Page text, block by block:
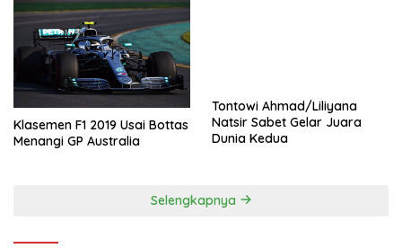
Klasemen F1 2019 Usai Bottas
Menangi GP Australia
Tontowi Ahmad/Liliyana
Natsir Sabet Gelar Juara
Dunia Kedua
Selengkapnya